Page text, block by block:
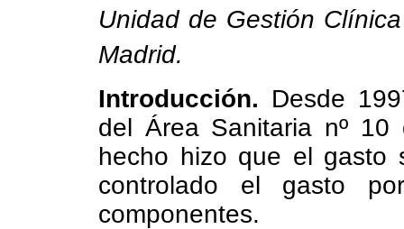
Unidad de Gestión
Madrid.
Introducción. Desde
del Área Sanitaria nº
hecho hizo que el gasto
controlado el gasto
componentes.